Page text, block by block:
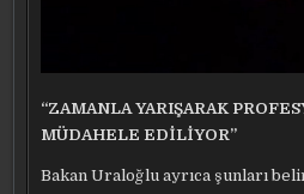
“ZAMANLA YARIŞARAK
MÜDAHELE EDİLİYOR”
Bakan Uraloğlu ayrıca şunları